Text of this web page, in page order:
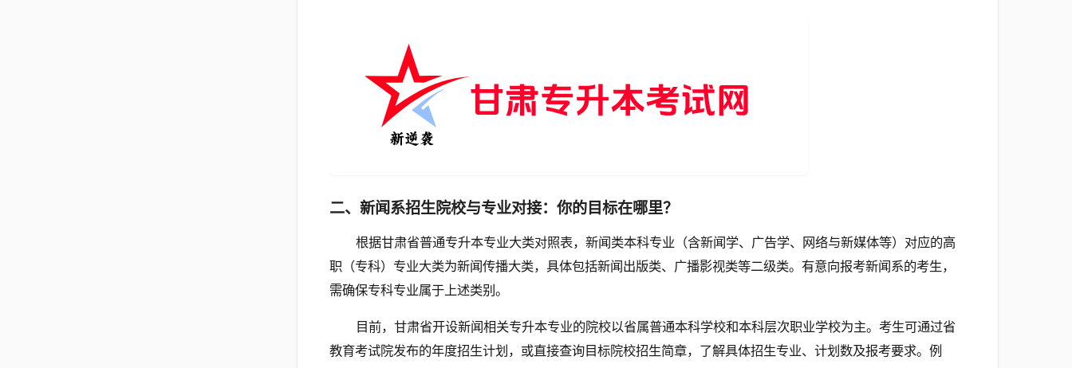
二、新闻系招生院校与专业对接：你的目标在哪里？
根据甘肃省普通专升本专业大类对照表，新闻类本科专业（含新闻学、广告学、网络与新媒体等）对应的高
职（专科）专业大类为新闻传播大类，具体包括新闻出版类、广播影视类等二级类。有意向报考新闻系的考生，
需确保专科专业属于上述类别。
目前，甘肃省开设新闻相关专升本专业的院校以省属普通本科学校和本科层次职业学校为主。考生可通过省
教育考试院发布的年度招生计划，或直接查询目标院校招生简章，了解具体招生专业、计划数及报考要求。例